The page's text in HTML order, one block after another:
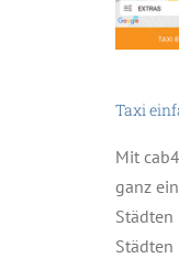
Taxi
Mit
ganz
Städten